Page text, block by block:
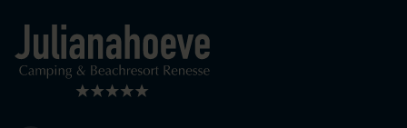
Logo Julianahoeve